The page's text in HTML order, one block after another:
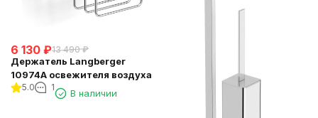
6 130 ₽13 490 ₽
Держатель Langberger
10974A освежителя воздуха
5.0 1
В наличии